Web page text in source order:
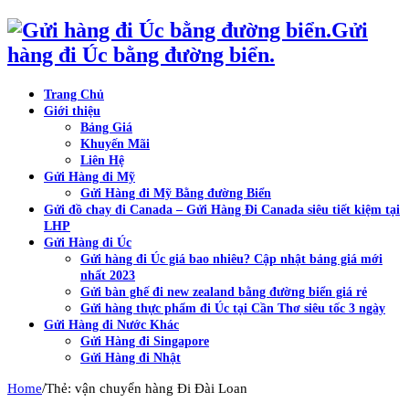
Gửi
hàng đi Úc bằng đường biển.
Trang Chủ
Giới thiệu
Bảng Giá
Khuyến Mãi
Liên Hệ
Gửi Hàng đi Mỹ
Gửi Hàng đi Mỹ Bằng đường Biển
Gửi đồ chay đi Canada – Gửi Hàng Đi Canada siêu tiết kiệm tại
LHP
Gửi Hàng đi Úc
Gửi hàng đi Úc giá bao nhiêu? Cập nhật bảng giá mới
nhất 2023
Gửi bàn ghế đi new zealand bằng đường biển giá rẻ
Gửi hàng thực phẩm đi Úc tại Cần Thơ siêu tốc 3 ngày
Gửi Hàng đi Nước Khác
Gửi Hàng đi Singapore
Gửi Hàng đi Nhật
Home/Thẻ: vận chuyển hàng Đi Đài Loan